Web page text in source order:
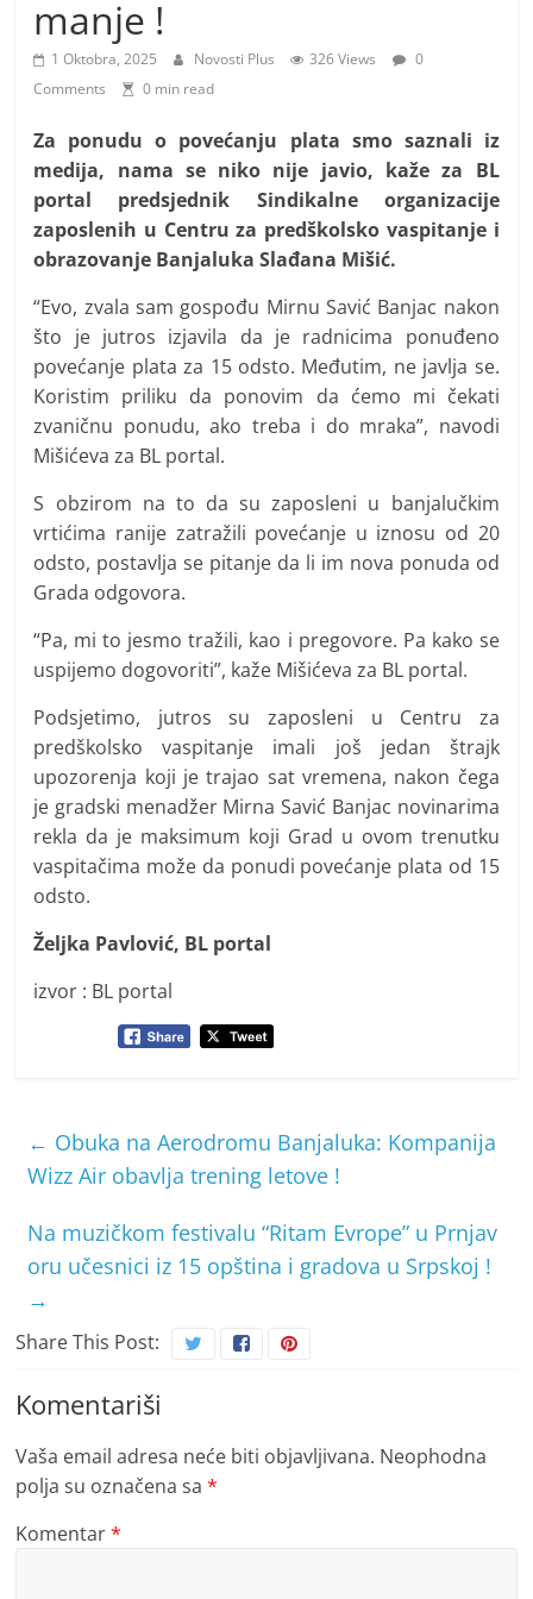
i
t
i
n
i
h
v
i
j
e
s
t
i
manje !
1 Oktobra, 2025 Novosti Plus 326 Views
0
Comments
0 min read
Za ponudu o povećanju plata smo saznali iz
medija, nama se niko nije javio, kaže za BL
portal predsjednik Sindikalne organizacije
zaposlenih u Centru za predškolsko vaspitanje i
obrazovanje Banjaluka Slađana Mišić.
“Evo, zvala sam gospođu Mirnu Savić Banjac nakon
što je jutros izjavila da je radnicima ponuđeno
povećanje plata za 15 odsto. Međutim, ne javlja se.
Koristim priliku da ponovim da ćemo mi čekati
zvaničnu ponudu, ako treba i do mraka”, navodi
Mišićeva za BL portal.
S obzirom na to da su zaposleni u banjalučkim
vrtićima ranije zatražili povećanje u iznosu od 20
odsto, postavlja se pitanje da li im nova ponuda od
Grada odgovora.
“Pa, mi to jesmo tražili, kao i pregovore. Pa kako se
uspijemo dogovoriti”, kaže Mišićeva za BL portal.
Podsjetimo, jutros su zaposleni u Centru za
predškolsko vaspitanje imali još jedan štrajk
upozorenja koji je trajao sat vremena, nakon čega
je gradski menadžer Mirna Savić Banjac novinarima
rekla da je maksimum koji Grad u ovom trenutku
vaspitačima može da ponudi povećanje plata od 15
odsto.
Željka Pavlović, BL portal
izvor : BL portal
← Obuka na Aerodromu Banjaluka: Kompanija
Wizz Air obavlja trening letove !
Na muzičkom festivalu “Ritam Evrope” u Prnjav
oru učesnici iz 15 opština i gradova u Srpskoj !
→
Share This Post:
Komentariši
Vaša email adresa neće biti objavljivana. Neophodna
polja su označena sa*
Komentar*